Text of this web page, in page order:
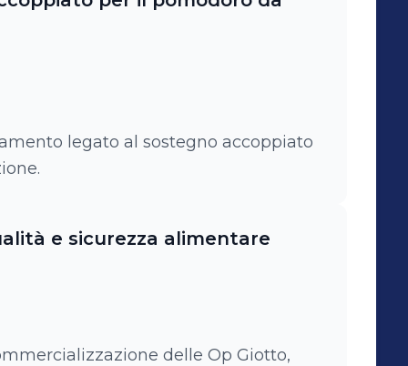
legato al sostegno accoppiato
e sicurezza alimentare
delle Op Giotto,